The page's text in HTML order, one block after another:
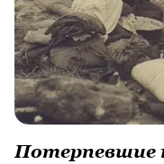
Потерпевшие